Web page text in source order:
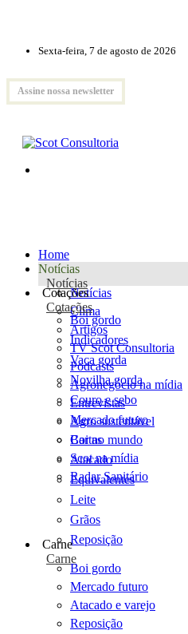
Sexta-feira, 7 de agosto de 2026
Assine nossa newsletter
Home
Notícias
Notícias
Notícias
Clima
Artigos
TV Scot Consultoria
Podcasts
Agronegócio na mídia
Entrevistas
Agro sustentável
Cartas
Scot na mídia
Radar Sanitário
Cotações
Cotações
Boi gordo
Indicadores
Vaca gorda
Novilha gorda
Couro e sebo
Mercado futuro
Boi no mundo
Atacado
Equivalentes
Leite
Grãos
Reposição
Carne
Carne
Boi gordo
Mercado futuro
Atacado e varejo
Reposição